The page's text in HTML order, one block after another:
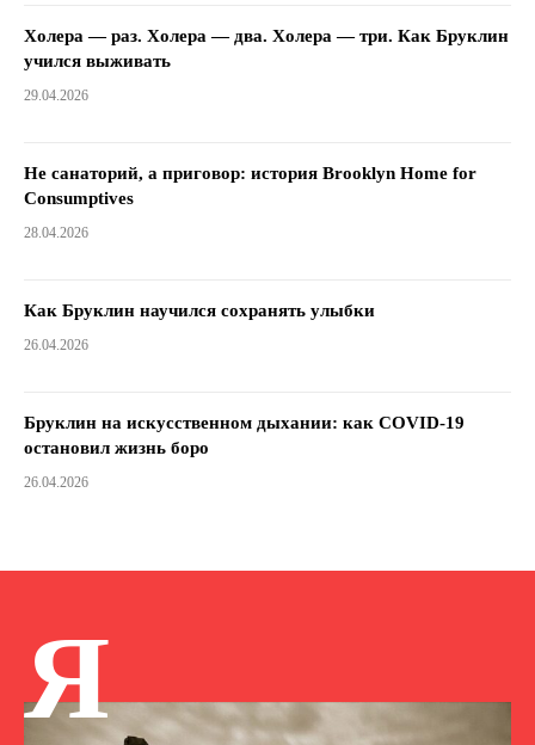
Холера — раз. Холера — два. Холера — три. Как Бруклин
учился выживать
29.04.2026
Не санаторий, а приговор: история Brooklyn Home for
Consumptives
28.04.2026
Как Бруклин научился сохранять улыбки
26.04.2026
Бруклин на искусственном дыхании: как COVID-19
остановил жизнь боро
26.04.2026
Я